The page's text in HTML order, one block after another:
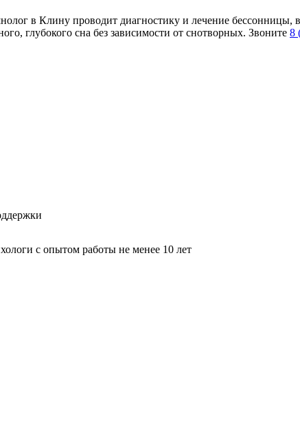
в Клину проводит диагностику и лечение бессонницы,
глубокого сна без зависимости от снотворных. Звоните 8
с опытом работы не менее 10 лет